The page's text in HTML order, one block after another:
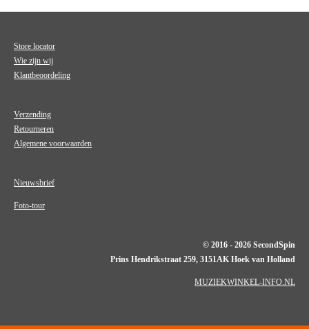
Store locator
Wie zijn wij
Klantbeoordeling
Verzending
Retourneren
Algemene voorwaarden
Nieuwsbrief
Foto-tour
© 2016 - 2026 SecondSpin
Prins Hendrikstraat 259, 3151AK Hoek van Holland
MUZIEKWINKEL-INFO.NL